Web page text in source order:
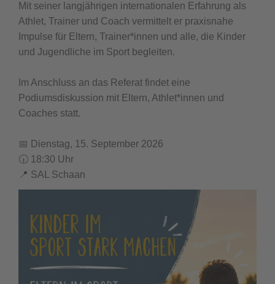
Mit seiner langjährigen internationalen Erfahrung als
Athlet, Trainer und Coach vermittelt er praxisnahe
Impulse für Eltern, Trainer*innen und alle, die Kinder
und Jugendliche im Sport begleiten.
Im Anschluss an das Referat findet eine
Podiumsdiskussion mit Eltern, Athlet*innen und
Coaches statt.
📅 Dienstag, 15. September 2026
🕡 18:30 Uhr
📍 SAL Schaan